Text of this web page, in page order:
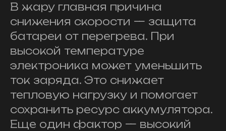
В жару главная причина
снижения скорости — защита
батареи от перегрева. При
высокой температуре
электроника может уменьшить
ток заряда. Это снижает
тепловую нагрузку и помогает
сохранить ресурс аккумулятора.
Еще один фактор — высокий